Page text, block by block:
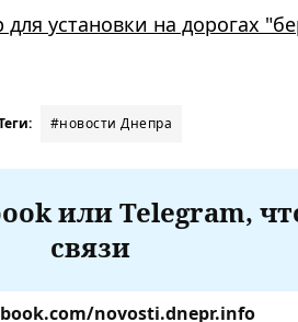
установки на дорогах
#новости Днепра
или Telegram,
связи
novosti.dnepr.info